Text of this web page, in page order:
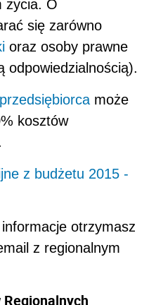
życia. O
się zarówno
oraz osoby prawne
odpowiedzialnością).
przedsiębiorca może
kosztów
z budżetu 2015 -
otrzymasz
z regionalnym